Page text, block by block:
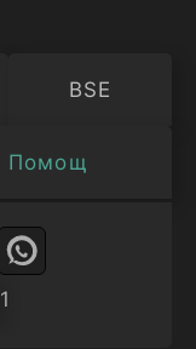
BSE
Помощ
1